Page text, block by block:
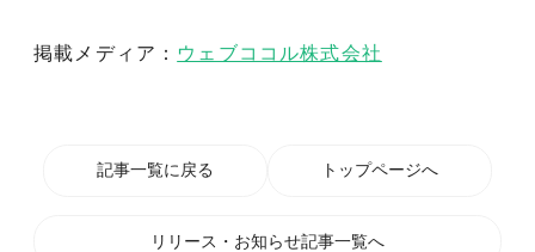
掲載メディア： ウェブココル株式会社
記事一覧に戻る トップページへ
リリース・お知らせ記事一覧へ